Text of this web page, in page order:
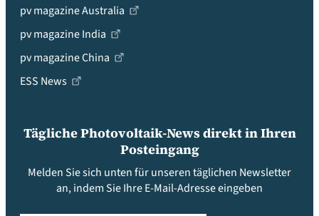
pv magazine Australia
pv magazine India
pv magazine China
ESS News
Tägliche Photovoltaik-News direkt in Ihren
Posteingang
Melden Sie sich unten für unseren täglichen Newsletter
an, indem Sie Ihre E-Mail-Adresse eingeben